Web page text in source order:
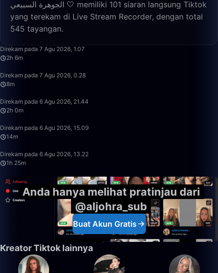
الجوهرة السبيعي 🤍 memiliki 101 siaran langsung Tiktok
yang terekam di Live Stream Recorder, dengan total
545 tayangan.
Direkam pada 7 Agu 2026, 1.07
2h 6m
Direkam pada 7 Agu 2026, 0.28
8m
Direkam pada 6 Agu 2026, 21.44
2h 0m
Direkam pada 6 Agu 2026, 15.09
14m
Direkam pada 6 Agu 2026, 13.22
1h 25m
Anda hanya melihat pratinjau dari
@aljohra_sub
Buat Akun Gratis
Kreator Tiktok lainnya